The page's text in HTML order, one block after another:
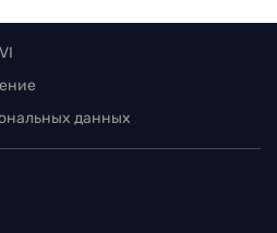
данных